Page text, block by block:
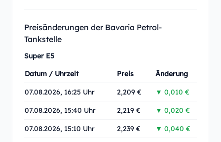
Preisänderungen der Bavaria Petrol-
Tankstelle
Super E5
Datum / Uhrzeit
Preis Änderung
07.08.2026, 16:25 Uhr 2,209 € ▼ 0,010 €
07.08.2026, 15:40 Uhr 2,219 € ▼ 0,020 €
07.08.2026, 15:10 Uhr 2,239 € ▼ 0,040 €